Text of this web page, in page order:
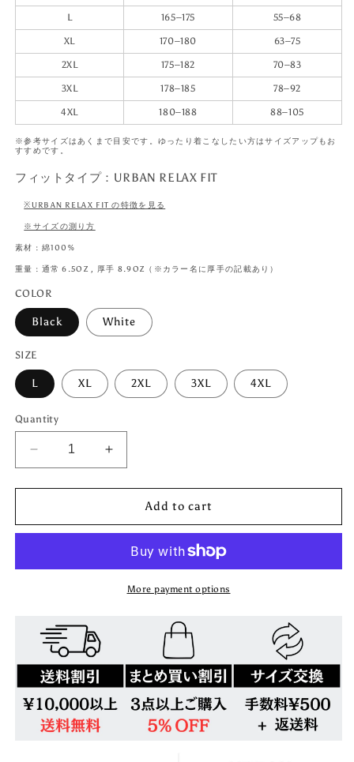
L 165–175 55–68
XL 170–180 63–75
2XL 175–182 70–83
3XL 178–185 78–92
4XL 180–188 88–105
※参考サイズはあくまで目安です。ゆったり着こなしたい方はサイズアップもお
すすめです。
フィットタイプ：URBAN RELAX FIT
※URBAN RELAX FIT の特徴を見る
※サイズの測り方
素材 : 綿100%
重量 : 通常 6.5OZ , 厚手 8.9OZ（※カラー名に厚手の記載あり）
COLOR
Black White
SIZE
L XL 2XL 3XL 4XL
Quantity
Decrease
quantity
for
ッ
ャ
ク
タ
ー
長
Increase
quantity
for
ッ
タ
Add to cart
More payment options